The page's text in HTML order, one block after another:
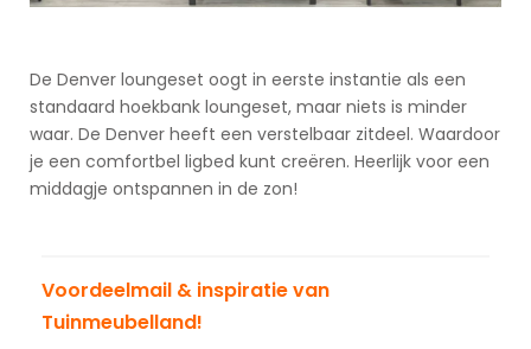
De Denver loungeset oogt in eerste instantie als een
standaard hoekbank loungeset, maar niets is minder
waar. De Denver heeft een verstelbaar zitdeel. Waardoor
je een comfortbel ligbed kunt creëren. Heerlijk voor een
middagje ontspannen in de zon!
Voordeelmail & inspiratie van
Tuinmeubelland!